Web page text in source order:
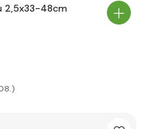
2,5x33-48cm